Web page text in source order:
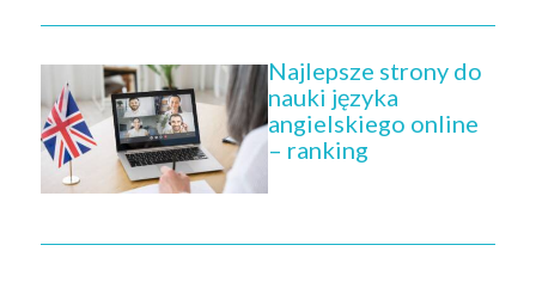
Najlepsze strony do
nauki języka
angielskiego online
– ranking